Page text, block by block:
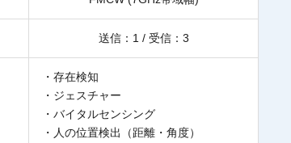
送信：1 / 受信：3
・存在検知
・ジェスチャー
・バイタルセンシング
・人の位置検出（距離・角度）